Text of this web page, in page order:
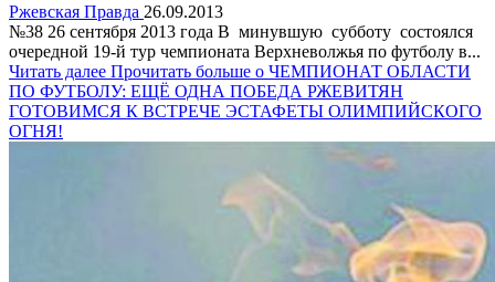
Ржевская Правда 26.09.2013
№38 26 сентября 2013 года В минувшую субботу состоялся
очередной 19-й тур чемпионата Верхневолжья по футболу в...
Читать далее Прочитать больше о ЧЕМПИОНАТ ОБЛАСТИ
ПО ФУТБОЛУ: ЕЩЁ ОДНА ПОБЕДА РЖЕВИТЯН
ГОТОВИМСЯ К ВСТРЕЧЕ ЭСТАФЕТЫ ОЛИМПИЙСКОГО
ОГНЯ!